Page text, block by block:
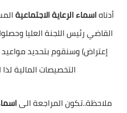
أدناهاسماء الرعاية الاجتماعية
القاضي رئيس اللجنة العليا
إعتراض) وسنقوم بتحديد مواعيد
التخصيصات المالية
ملاحظة..تكون المراجعة الى